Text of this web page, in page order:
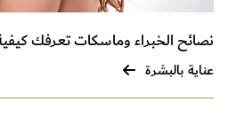
نصائح الخبراء وماسكات تعرفك
عناية بالبشرة